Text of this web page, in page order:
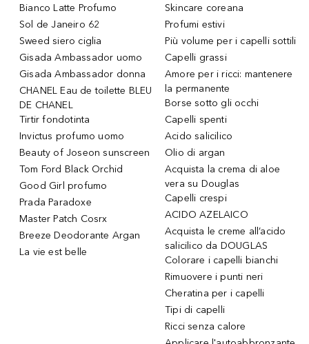
Bianco Latte Profumo
Sol de Janeiro 62
Sweed siero ciglia
Gisada Ambassador uomo
Gisada Ambassador donna
CHANEL Eau de toilette BLEU
DE CHANEL
Tirtir fondotinta
Invictus profumo uomo
Beauty of Joseon sunscreen
Tom Ford Black Orchid
Good Girl profumo
Prada Paradoxe
Master Patch Cosrx
Breeze Deodorante Argan
La vie est belle
Skincare coreana
Profumi estivi
Più volume per i capelli sottili
Capelli grassi
Amore per i ricci: mantenere
la permanente
Borse sotto gli occhi
Capelli spenti
Acido salicilico
Olio di argan
Acquista la crema di aloe
vera su Douglas
Capelli crespi
ACIDO AZELAICO
Acquista le creme all’acido
salicilico da DOUGLAS
Colorare i capelli bianchi
Rimuovere i punti neri
Cheratina per i capelli
Tipi di capelli
Ricci senza calore